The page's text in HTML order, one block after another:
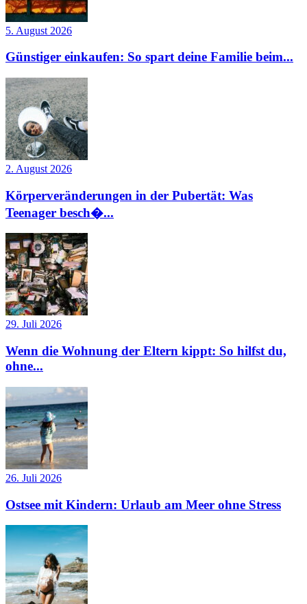
5. August 2026
Günstiger einkaufen: So spart deine Familie beim...
2. August 2026
Körperveränderungen in der Pubertät: Was
Teenager besch�...
29. Juli 2026
Wenn die Wohnung der Eltern kippt: So hilfst du,
ohne...
26. Juli 2026
Ostsee mit Kindern: Urlaub am Meer ohne Stress